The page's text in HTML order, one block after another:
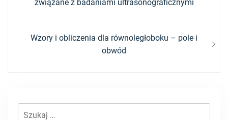
wpisu
post:
związane z badaniami ultrasonograficznymi
Next
Wzory i obliczenia dla równoległoboku – pole i
obwód
Szukaj: